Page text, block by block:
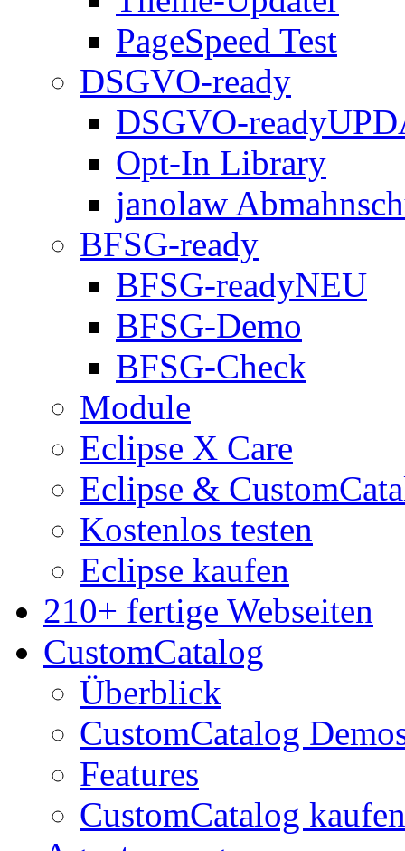
PageSpeed Test
DSGVO-ready
DSGVO-ready
Opt-In Library
janolaw
BFSG-ready
BFSG-readyNEU
BFSG-Demo
BFSG-Check
Module
Eclipse X Care
Eclipse &
Kostenlos testen
Eclipse kaufen
210+ fertige Webseiten
CustomCatalog
Überblick
CustomCatalog
Features
CustomCatalog kaufen